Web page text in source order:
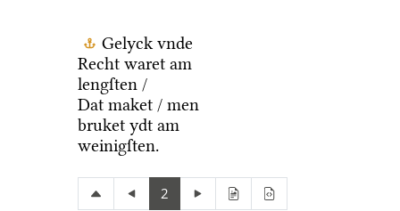
Gelyck vnde
Recht waret am
lengſten /
Dat maket / men
bruket ydt am
weinigſten.
2